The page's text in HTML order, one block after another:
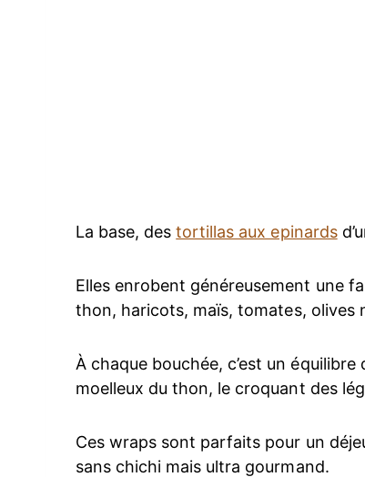
La base, destortillas aux epinards
Elles enrobent généreusement une
thon, haricots, maïs, tomates,
À chaque bouchée, c’est un
moelleux du thon, le croquant des
Ces wraps sont parfaits pour un
sans chichi mais ultra gourmand.